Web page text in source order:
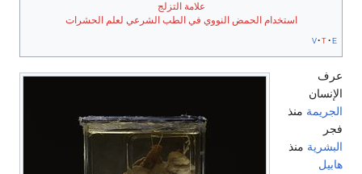
علامة التزلج
استخدام الحمض النووي في الطب الشرعي لعلم الحشرات
v t e
عرف
الإنسان
الجريمة منذ
فجر
البشرية منذ
هابيل